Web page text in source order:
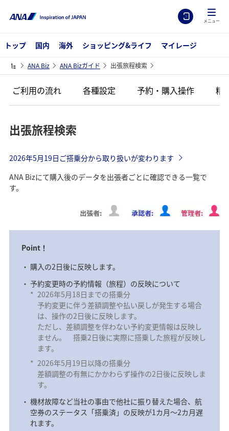
メニュー
トップ 国内 海外 ショッピング&ライフ マイレージ
ANA Biz ANA Bizガイド 出張旅程検索
ご利用の流れ 各種設定 予約・購入操作 精
出張旅程検索
2026年5月19日ご搭乗分から取り扱いが変わります
ANA Bizにて購入後のデータを出張者ごとに確認できる一覧で
す。
Point！
購入の2日後に反映します。
予約変更時の予約情報（旅程）の反映について
* 2026年5月18日までの搭乗分
予約変更に伴う差額調整や払い戻しが発生する場合
は、操作の2日後に反映します。
ただし、差額調整を伴わない予約変更情報は反映し
ません。 搭乗2日後に実際に搭乗した旅程が反映し
ます。
* 2026年5月19日以降の搭乗分
差額調整の有無にかかわらず操作の2日後に反映しま
す。
機材故障など当社の事由で他社に振り替えた場合、航
空券のステータス「搭乗済」の反映が1カ月～2カ月遅
れます。